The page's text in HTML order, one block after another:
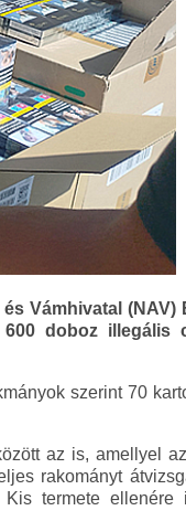
Vámhivatal (NAV)
doboz illegális
szerint 70
az is, amellyel
rakományt
termete ellenére